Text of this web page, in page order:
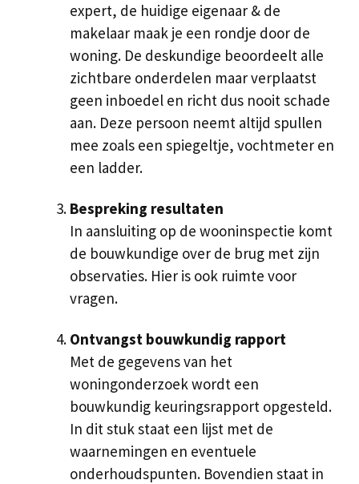
expert, de huidige eigenaar & de
makelaar maak je een rondje door de
woning. De deskundige beoordeelt alle
zichtbare onderdelen maar verplaatst
geen inboedel en richt dus nooit schade
aan. Deze persoon neemt altijd spullen
mee zoals een spiegeltje, vochtmeter en
een ladder.
Bespreking resultaten
In aansluiting op de wooninspectie komt
de bouwkundige over de brug met zijn
observaties. Hier is ook ruimte voor
vragen.
Ontvangst bouwkundig rapport
Met de gegevens van het
woningonderzoek wordt een
bouwkundig keuringsrapport opgesteld.
In dit stuk staat een lijst met de
waarnemingen en eventuele
onderhoudspunten. Bovendien staat in